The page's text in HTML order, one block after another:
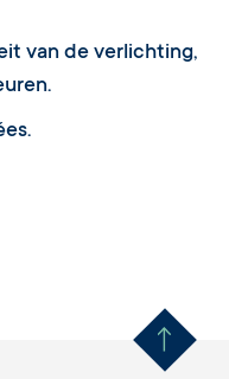
van de verlichting,
Remonter